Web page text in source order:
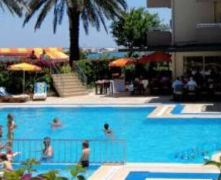
пр. Соборний 216
+38 (067) 180-32-43,
+38 (099) 180-32-43,
+38 (093) 180-32-43
0800 33 01 80
zp_city@aventour.ua
Пн. - Пт. 9:00 - 18:00
Сб 10:00 - 15:00